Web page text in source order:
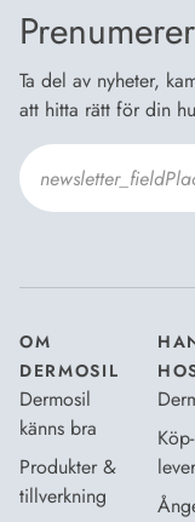
Ta del av nyheter,
att hitta rätt för din
OM
DERMOSIL
Dermosil
känns bra
Produkter &
tillverkning